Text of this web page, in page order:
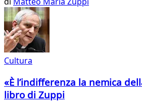
Cultura
«È l’indifferenza la nemica
libro di Zuppi